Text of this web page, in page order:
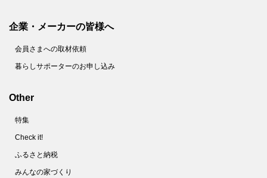
企業・メーカーの皆様へ
会員さまへの取材依頼
暮らしサポーターのお申し込み
Other
特集
Check it!
ふるさと納税
みんなの家づくり